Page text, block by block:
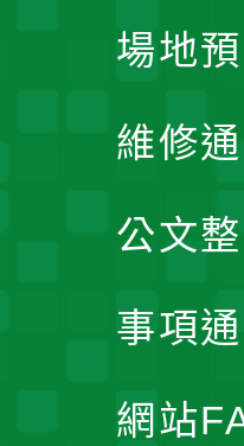
場地
維修
公文
事項
網站